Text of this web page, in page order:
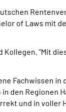
of Laws mit
"Mit
Fachwissen in
den Regionen
und in voller